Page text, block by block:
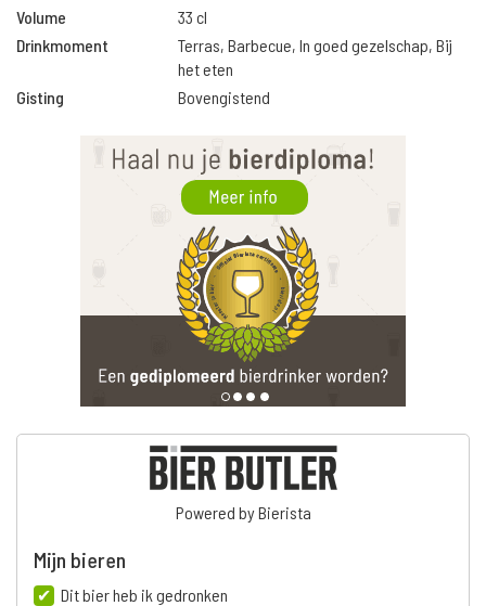
Volume
33 cl
Drinkmoment
Terras, Barbecue, In goed gezelschap, Bij
het eten
Gisting
Bovengistend
Powered by Bierista
Mijn bieren
Dit bier heb ik gedronken